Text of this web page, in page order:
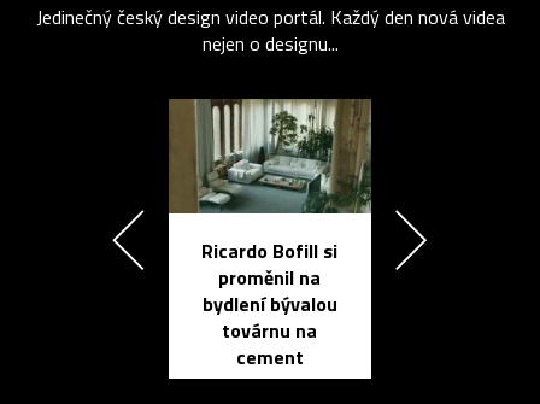
Jedinečný český design video portál. Každý den nová videa
nejen o designu...
Ricardo Bofill si
proměnil na
bydlení bývalou
továrnu na
cement